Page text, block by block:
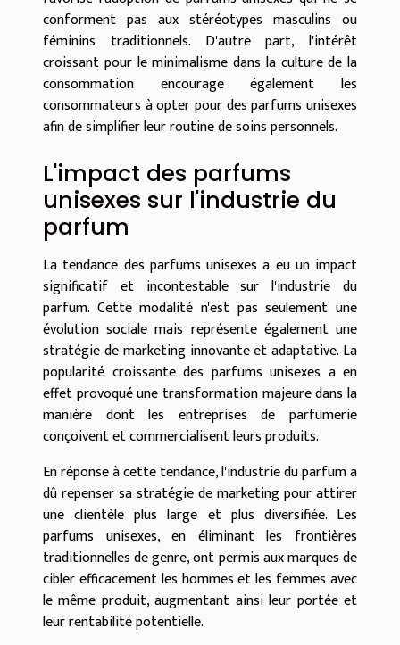
conforment pas aux stéréotypes masculins ou
féminins traditionnels. D'autre part, l'intérêt
croissant pour le minimalisme dans la culture de la
consommation encourage également les
consommateurs à opter pour des parfums unisexes
afin de simplifier leur routine de soins personnels.
L'impact des parfums
unisexes sur l'industrie du
parfum
La tendance des parfums unisexes a eu un impact
significatif et incontestable sur l'industrie du
parfum. Cette modalité n'est pas seulement une
évolution sociale mais représente également une
stratégie de marketing innovante et adaptative. La
popularité croissante des parfums unisexes a en
effet provoqué une transformation majeure dans la
manière dont les entreprises de parfumerie
conçoivent et commercialisent leurs produits.
En réponse à cette tendance, l'industrie du parfum a
dû repenser sa stratégie de marketing pour attirer
une clientèle plus large et plus diversifiée. Les
parfums unisexes, en éliminant les frontières
traditionnelles de genre, ont permis aux marques de
cibler efficacement les hommes et les femmes avec
le même produit, augmentant ainsi leur portée et
leur rentabilité potentielle.